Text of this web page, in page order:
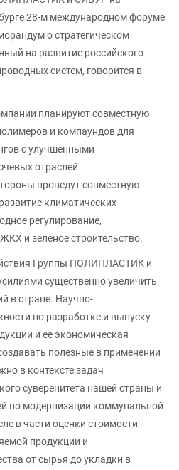
28-м международном форуме
о стратегическом
на развитие российского
систем, говорится в
планируют совместную
и компаундов для
с улучшенными
отраслей
проведут совместную
климатических
регулирование,
и зеленое строительство.
Группы ПОЛИПЛАСТИК и
существенно увеличить
в стране. Научно-
по разработке и выпуску
и ее экономическая
полезные в применении
в контексте задач
суверенитета нашей страны и
по модернизации коммунальной
в части оценки стоимости
продукции и
от сырья до укладки в